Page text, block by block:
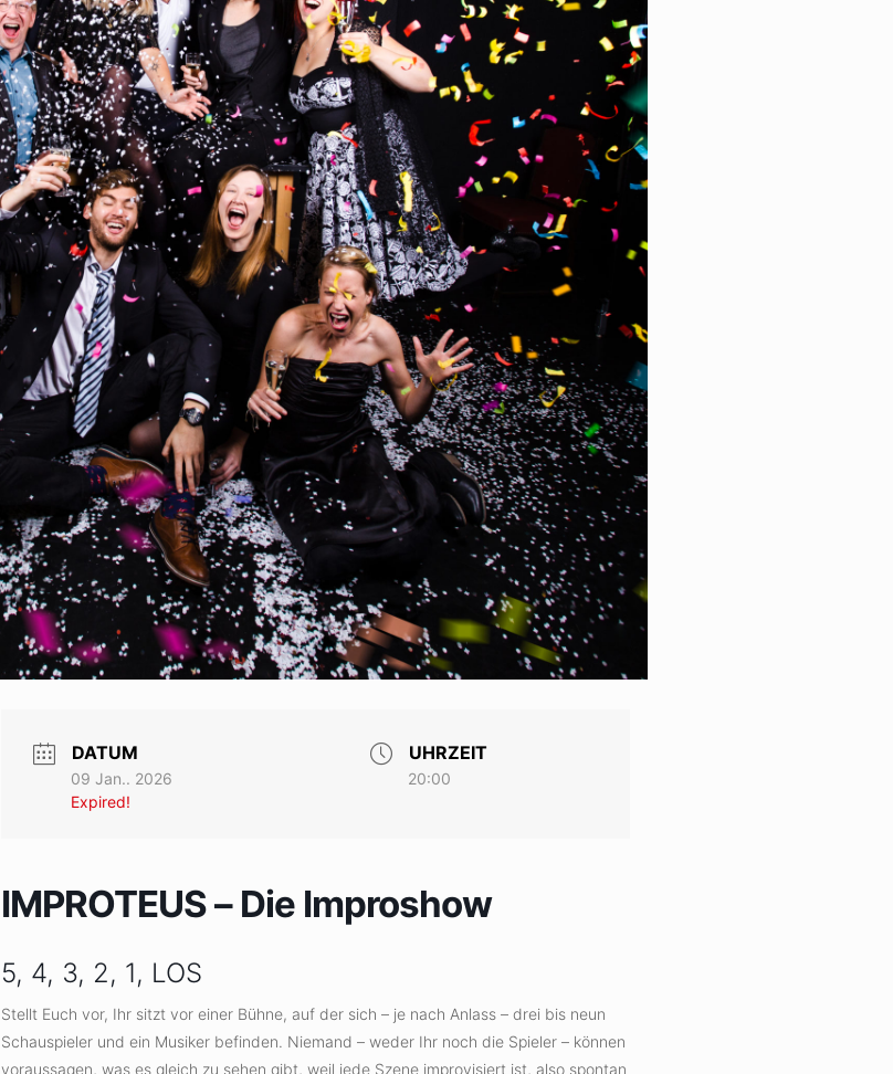
DATUM
09 Jan.. 2026
Expired!
UHRZEIT
20:00
IMPROTEUS – Die Improshow
5, 4, 3, 2, 1, LOS
Stellt Euch vor, Ihr sitzt vor einer Bühne, auf der sich – je nach Anlass – drei bis neun
Schauspieler und ein Musiker befinden. Niemand – weder Ihr noch die Spieler – können
voraussagen, was es gleich zu sehen gibt, weil jede Szene improvisiert ist, also spontan